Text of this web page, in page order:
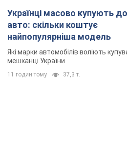
Українці масово купують
авто: скільки коштує
найпопулярніша модель
Які марки автомобілів воліють
мешканці України
11 годин тому 37,3 т.